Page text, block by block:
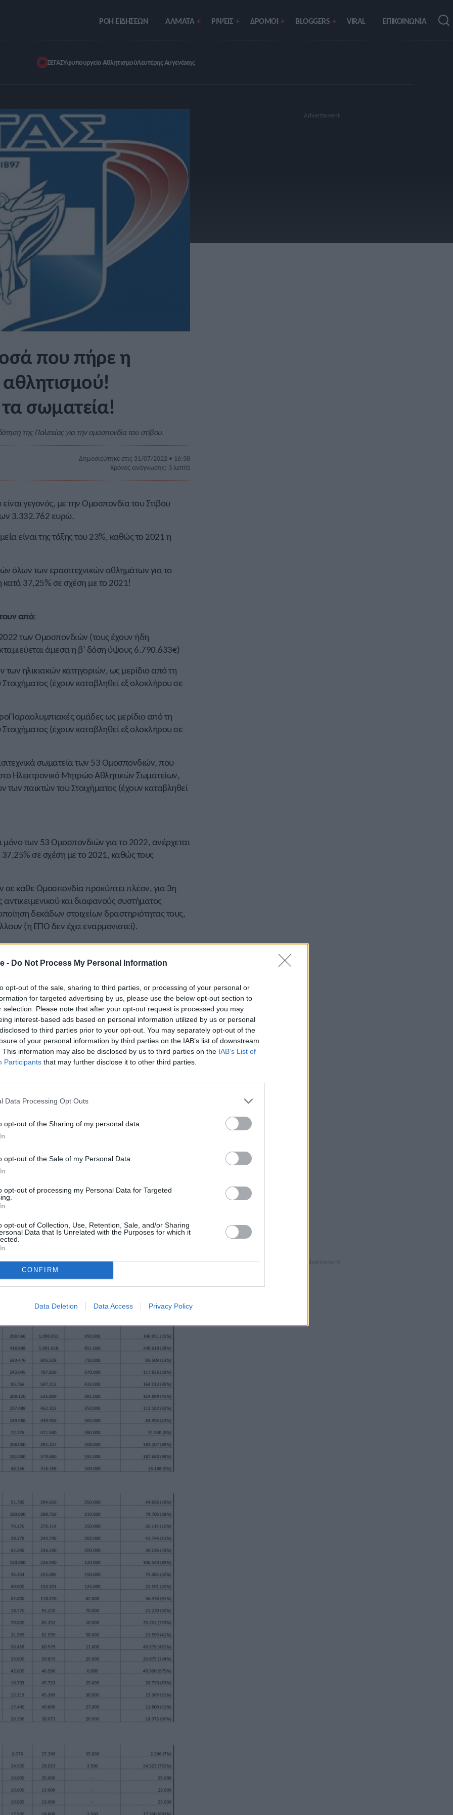
- Do Not Process My Personal Information
opt-out of the sale, sharing to third parties, or processing of your personal or
for targeted advertising by us, please use the below opt-out section to
selection. Please note that after your opt-out request is processed you may
interest-based ads based on personal information utilized by us or personal
to third parties prior to your opt-out. You may separately opt-out of the
of your personal information by third parties on the IAB’s list of downstream
This information may also be disclosed by us to third parties on the IAB’s List of
Participants that may further disclose it to other third parties.
Data Processing Opt Outs
opt-out of the Sharing of my personal data.
opt-out of the Sale of my Personal Data.
opt-out of processing my Personal Data for Targeted
opt-out of Collection, Use, Retention, Sale, and/or Sharing
Data that Is Unrelated with the Purposes for which it
CONFIRM
Data Deletion Data Access Privacy Policy
ΡΟΗ ΕΙΔΗΣΕΩΝ ΑΛΜΑΤΑ ΡIΨΕΙΣ ΔΡΟΜΟΙ BLOGGERS VIRAL ΕΠΙΚΟΙΝΩΝΙΑ
ΣΕΓΑΣΥφυπουργείο ΑθλητισμούΛευτέρης Αυγενάκης
που πήρε η
σωματεία!
της Πολιτείας για την ομοσπονδία του στίβου.
Δημοσιεύτηκε στις 31/07/2022 • 16:38
Χρόνος ανάγνωσης: 3 λεπτά
γεγονός, με την Ομοσπονδία του Στίβου
3.332.762 ευρώ.
είναι της τάξης του 23%, καθώς το 2021 η
όλων των ερασιτεχνικών αθλημάτων για το
37,25% σε σχέση με το 2021!
από:
των Ομοσπονδιών (τους έχουν ήδη
άμεσα η β’ δόση ύψους 6.790.633€)
των ηλικιακών κατηγοριών, ως μερίδιο από τη
(έχουν καταβληθεί εξ ολοκλήρου σε
ομάδες ως μερίδιο από τη
(έχουν καταβληθεί εξ ολοκλήρου σε
σωματεία των 53 Ομοσπονδιών, που
Ηλεκτρονικό Μητρώο Αθλητικών Σωματείων,
παικτών του Στοιχήματος (έχουν καταβληθεί
μόνο των 53 Ομοσπονδιών για το 2022, ανέρχεται
σε σχέση με το 2021, καθώς τους
σε κάθε Ομοσπονδία προκύπτει πλέον, για 3η
και διαφανούς συστήματος
δεκάδων στοιχείων δραστηριότητας τους,
(η ΕΠΟ δεν έχει εναρμονιστεί).
2022 ο ΣΕΓΑΣ (στίβος), με 3.332.762€ (+22,75%)
νεοσύστατες Ομοσπονδίες (σόφτμπολ, χόκεϊ,
ακριβείας).
αθλητισμού, των σωματείων και των
πυραμίδας της χώρας μας, είναι το
συνεχώς, εδώ και τρία χρόνια με
δράσεις σε κάθε επίπεδο, καταδεικνύεται και
είναι πρωτοφανή.
Μητσοτάκη και τους συναδέλφους στην
του αθλητικού οικοδομήματος».
ποσά κάθε Ομοσπονδίας σε μορφή jpg, και